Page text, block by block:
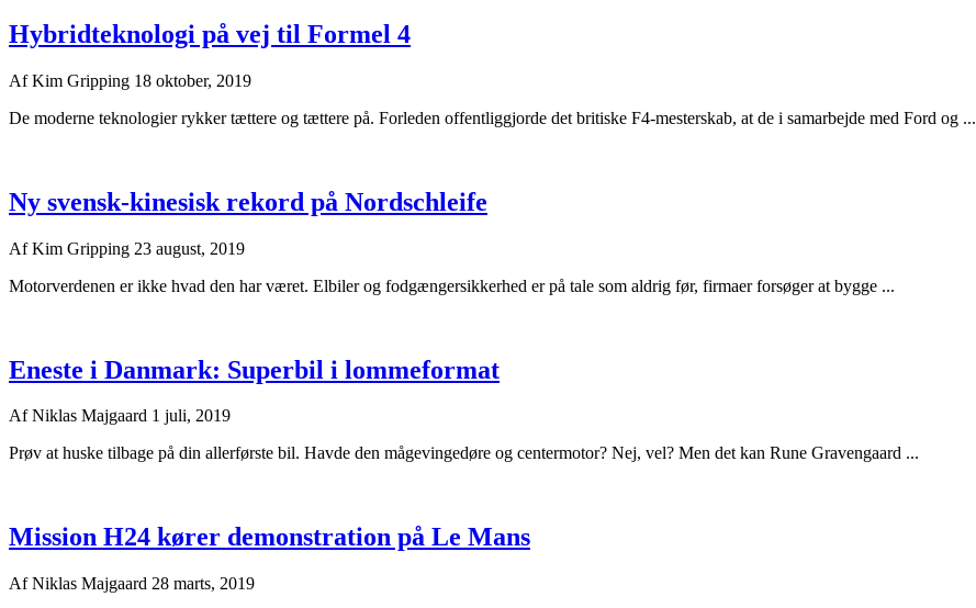
Hybridteknologi på vej til Formel 4
AfKim Gripping 18 oktober, 2019
De moderne teknologier rykker tættere og tættere på. Forleden offentliggjorde det britiske F4-mesterskab, at de i samarbejde med Ford og ...
Ny svensk-kinesisk rekord på Nordschleife
AfKim Gripping 23 august, 2019
Motorverdenen er ikke hvad den har været. Elbiler og fodgængersikkerhed er på tale som aldrig før, firmaer forsøger at bygge ...
Eneste i Danmark: Superbil i lommeformat
AfNiklas Majgaard 1 juli, 2019
Prøv at huske tilbage på din allerførste bil. Havde den mågevingedøre og centermotor? Nej, vel? Men det kan Rune Gravengaard ...
Mission H24 kører demonstration på Le Mans
AfNiklas Majgaard 28 marts, 2019